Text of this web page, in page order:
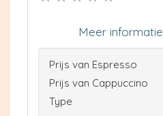
Meer informatie
Prijs van Espresso
Prijs van Cappuccino
Type